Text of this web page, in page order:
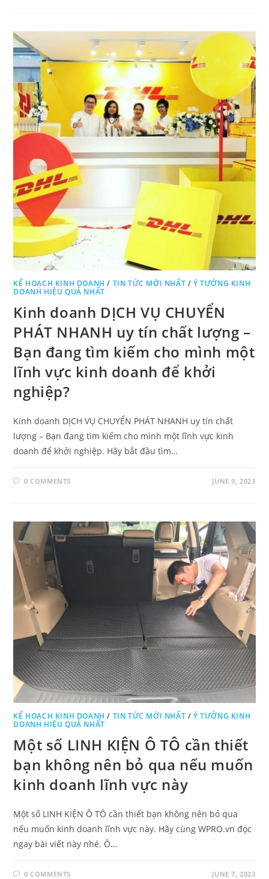
KẾ HOẠCH KINH DOANH / TIN TỨC MỚI NHẤT /Ý TƯỞNG KINH
DOANH HIỆU QUẢ NHẤT
Kinh doanh DỊCH VỤ CHUYỂN
PHÁT NHANH uy tín chất lượng –
Bạn đang tìm kiếm cho mình một
lĩnh vực kinh doanh để khởi
nghiệp?
Kinh doanh DỊCH VỤ CHUYỂN PHÁT NHANH uy tín chất
lượng – Bạn đang tìm kiếm cho mình một lĩnh vực kinh
doanh để khởi nghiệp. Hãy bắt đầu tìm…
0 COMMENTS JUNE 9, 2023
KẾ HOẠCH KINH DOANH / TIN TỨC MỚI NHẤT /Ý TƯỞNG KINH
DOANH HIỆU QUẢ NHẤT
Một số LINH KIỆN Ô TÔ cần thiết
bạn không nên bỏ qua nếu muốn
kinh doanh lĩnh vực này
Một số LINH KIỆN Ô TÔ cần thiết bạn không nên bỏ qua
nếu muốn kinh doanh lĩnh vực này. Hãy cùng WPRO.vn đọc
ngay bài viết này nhé. Ô…
0 COMMENTS JUNE 7, 2023